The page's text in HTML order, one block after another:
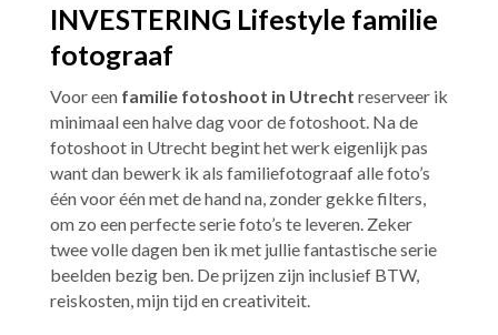
INVESTERING Lifestyle familie
fotograaf
Voor een familie fotoshoot in Utrecht reserveer ik
minimaal een halve dag voor de fotoshoot. Na de
fotoshoot in Utrecht begint het werk eigenlijk pas
want dan bewerk ik als familiefotograaf alle foto’s
één voor één met de hand na, zonder gekke filters,
om zo een perfecte serie foto’s te leveren. Zeker
twee volle dagen ben ik met jullie fantastische serie
beelden bezig ben. De prijzen zijn inclusief BTW,
reiskosten, mijn tijd en creativiteit.